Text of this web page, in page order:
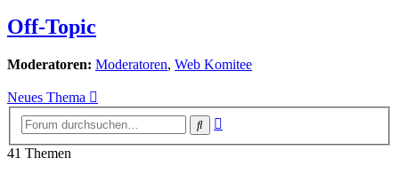
Off-Topic
Moderatoren: Moderatoren, Web Komitee
Neues Thema
Suche
41 Themen